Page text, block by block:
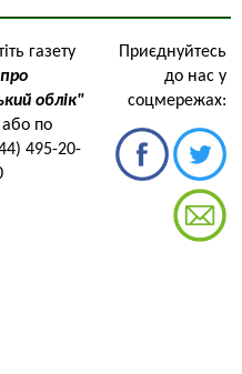
газету
облік"
або по
495-20-
Приєднуйтесь
до нас у
соцмережах: